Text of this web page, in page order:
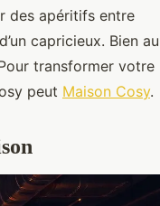
des apéritifs entre
capricieux. Bien au
transformer votre
peut Maison Cosy.